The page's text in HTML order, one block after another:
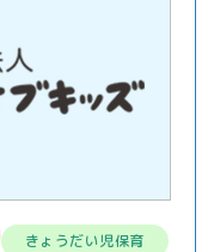
きょうだい児保育